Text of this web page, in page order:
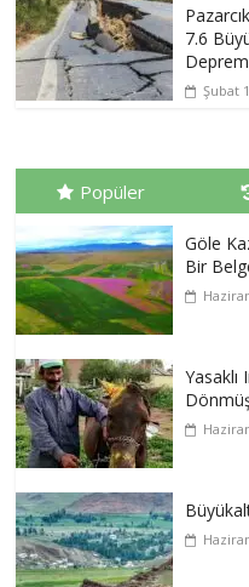
7.6
Deprem
Şubat
Popüler
Göle
Bir
Yasaklı